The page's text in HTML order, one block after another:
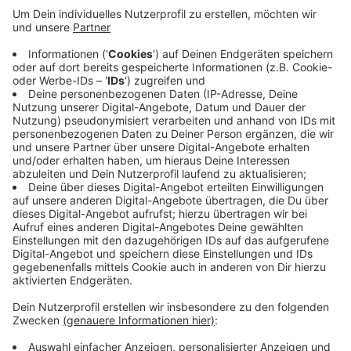
Auf knapp 2.000 Quadratmetern können Ihre Hunde
nun ohne Leine toben, spielen und schnuppern. Die
Fläche ist eingezäunt und täglich bis 20 Uhr geöffnet.
In den nächsten Wochen sollen noch eine Sitzbank, ein
Mülleimer und ein Kotbeutelspender hinzukommen.
Viele Hundebesitzer in Coesfeld haben sich eine
Hundewiese gewünscht. Ein Anwohner aus der
Nachbarschaft übernimmt die ehrenamtliche
Patenschaft der Wiese zu übernehmen. Er schaut
regelmäßig nach dem rechten.
Anzeige